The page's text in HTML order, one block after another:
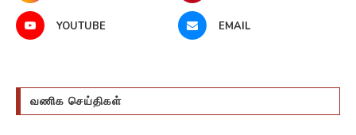
YOUTUBE EMAIL
வணிக செய்திகள்